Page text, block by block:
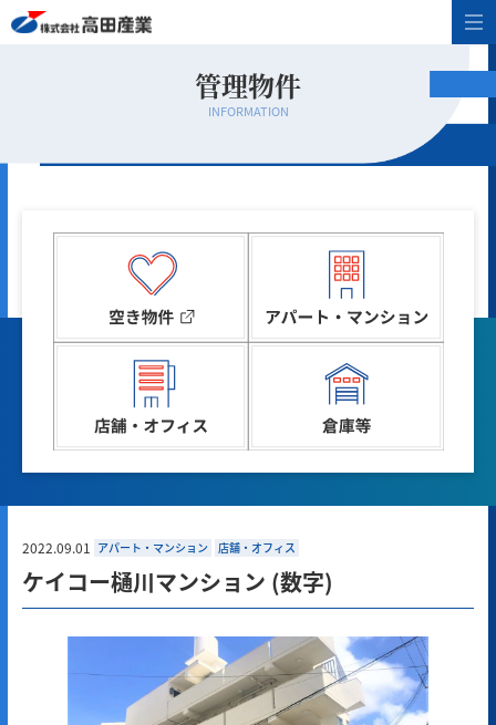
管理物件
INFORMATION
2022.09.01 アパート・マンション 店舗・オフィス
ケイコー樋川マンション (数字)